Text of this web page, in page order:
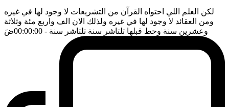
لكن العلم اللي احتواه القرآن من التشريعات لا وجود لها في غيره
ومن العقائد لا وجود لها في غيره ولذلك الان الف واربع مئة وثلاثة
وعشرين سنة وحط قبلها تلتاشر سنة تلتاشر سنة - 00:00:00 ضَ